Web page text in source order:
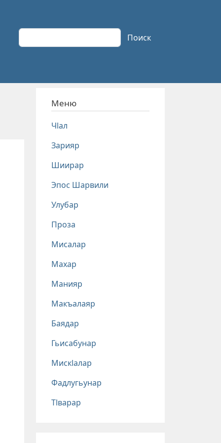
Поиск Поиск
Меню
Чlал
Зарияр
Шиирар
Эпос Шарвили
Улубар
Проза
Мисалар
Махар
Манияр
Макъалаяр
Баядар
Гьисабунар
Мискlалар
Фадлугьунар
Тlварар